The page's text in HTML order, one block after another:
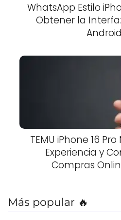
WhatsApp Estilo
Obtener la
TEMU iPhone 16 Pro
Experiencia y
Compras
Más popular 🔥